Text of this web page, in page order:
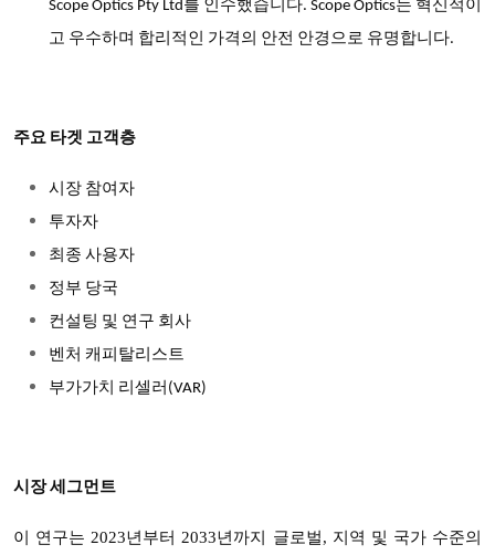
Scope Optics Pty Ltd를 인수했습니다. Scope Optics는 혁신적이
고 우수하며 합리적인 가격의 안전 안경으로 유명합니다.
주요 타겟 고객층
시장 참여자
투자자
최종 사용자
정부 당국
컨설팅 및 연구 회사
벤처 캐피탈리스트
부가가치 리셀러(VAR)
시장 세그먼트
이 연구는 2023년부터 2033년까지 글로벌, 지역 및 국가 수준의